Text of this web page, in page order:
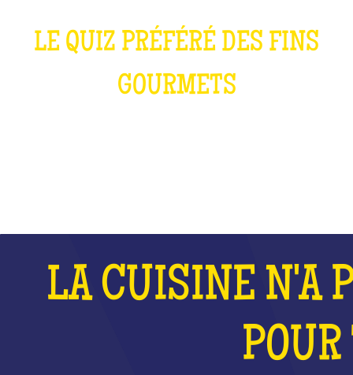
LE QUIZ PRÉFÉRÉ DES FINS
GOURMETS
LA CUISINE N'A